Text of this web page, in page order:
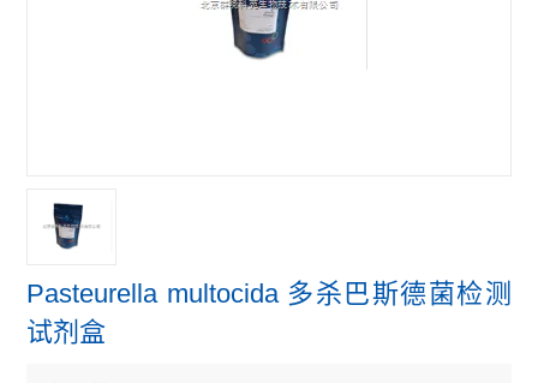
primerdesign牛病原体检测试剂盒
Pasteurella multocida 多杀巴斯德菌检测
试剂盒